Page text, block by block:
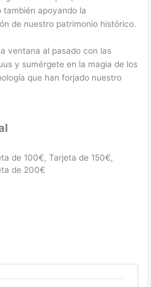
también apoyando la
de nuestro patrimonio histórico.
ventana al pasado con las
y sumérgete en la magia de los
que han forjado nuestro
de 100€, Tarjeta de 150€,
de 200€